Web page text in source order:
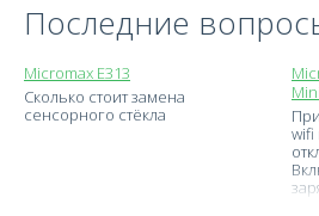
Последние
Micromax E313
Сколько стоит замена
сенсорного стёкла
Mini
wifi